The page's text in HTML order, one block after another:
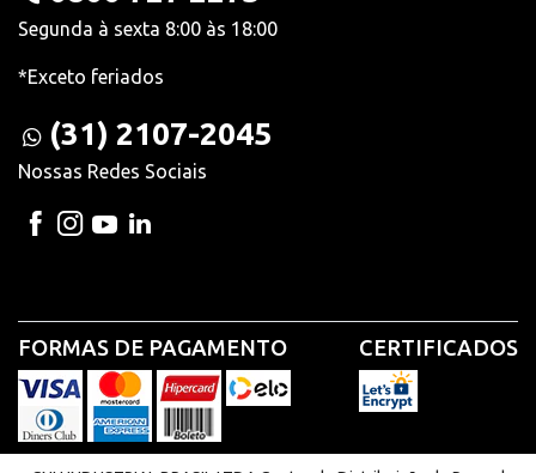
Segunda à sexta 8:00 às 18:00
*Exceto feriados
(31) 2107-2045
Nossas Redes Sociais
FORMAS DE PAGAMENTO CERTIFICADOS